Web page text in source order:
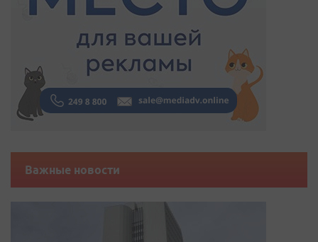
Важные новости